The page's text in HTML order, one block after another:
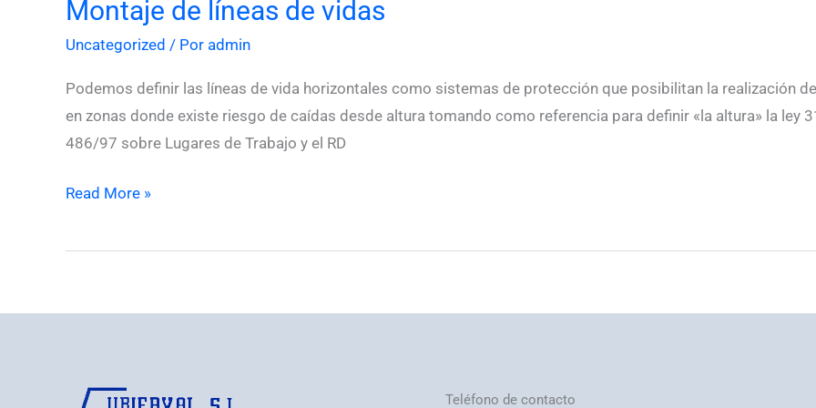
Montaje de líneas de vidas
Uncategorized / Por admin
Podemos definir las líneas de vida horizontales como sistemas de protección que posibilitan la realización
en zonas donde existe riesgo de caídas desde altura tomando como referencia para definir «la altura» la ley
486/97 sobre Lugares de Trabajo y el RD
Montaje
de
vidas
Read More »
Teléfono de contacto